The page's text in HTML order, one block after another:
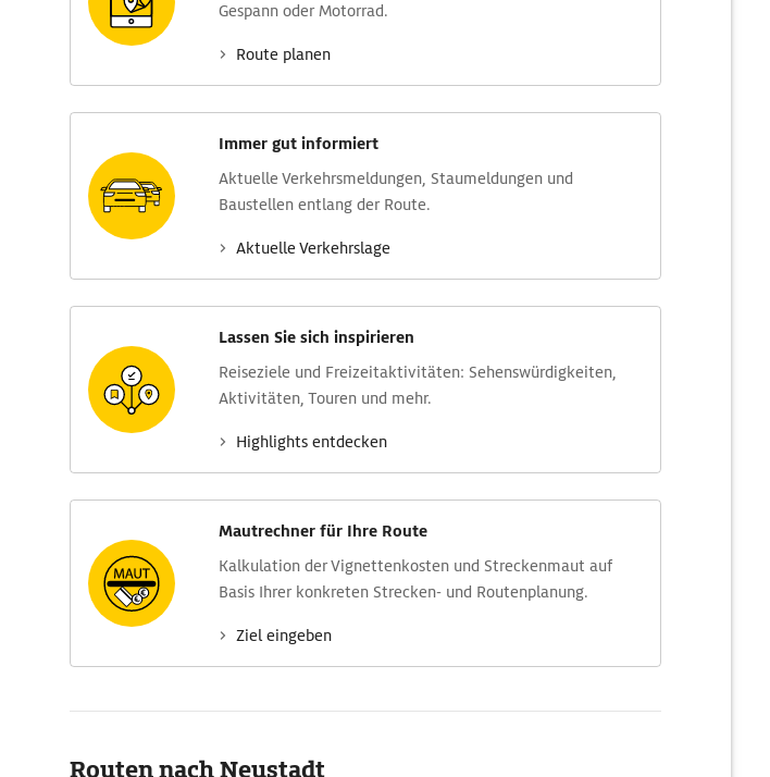
Gespann oder Motorrad.
Route planen
Immer gut informiert
Aktuelle Verkehrs­meldungen, Stau­meldungen und
Baustellen entlang der Route.
Aktuelle Verkehrs­lage
Lassen Sie sich inspirieren
Reise­ziele und Freizeit­aktivitäten: Sehens­würdig­keiten,
Aktivitäten, Touren und mehr.
Highlights entdecken
Mautrechner für Ihre Route
Kalkulation der Vignettenkosten und Streckenmaut auf
Basis Ihrer konkreten Strecken- und Routenplanung.
Ziel eingeben
Routen nach Neustadt